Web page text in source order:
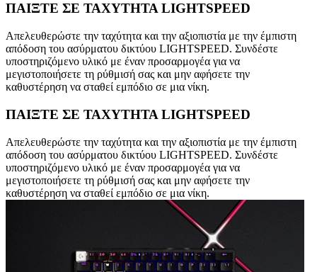
ΠΑΙΞΤΕ ΣΕ ΤΑΧΥΤΗΤΑ LIGHTSPEED
Απελευθερώστε την ταχύτητα και την αξιοπιστία με την έμπιστη
απόδοση του ασύρματου δικτύου LIGHTSPEED. Συνδέστε
υποστηριζόμενο υλικό με έναν προσαρμογέα για να
μεγιστοποιήσετε τη ρύθμισή σας και μην αφήσετε την
καθυστέρηση να σταθεί εμπόδιο σε μια νίκη.
ΠΑΙΞΤΕ ΣΕ ΤΑΧΥΤΗΤΑ LIGHTSPEED
Απελευθερώστε την ταχύτητα και την αξιοπιστία με την έμπιστη
απόδοση του ασύρματου δικτύου LIGHTSPEED. Συνδέστε
υποστηριζόμενο υλικό με έναν προσαρμογέα για να
μεγιστοποιήσετε τη ρύθμισή σας και μην αφήσετε την
καθυστέρηση να σταθεί εμπόδιο σε μια νίκη.